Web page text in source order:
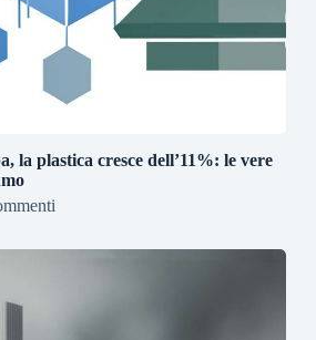
la plastica cresce dell’11%: le vere